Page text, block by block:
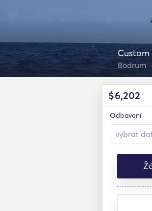
Custom
Bodrum
$6,202
Odbavení